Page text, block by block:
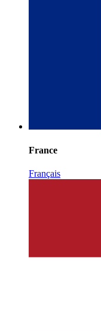
France
Français